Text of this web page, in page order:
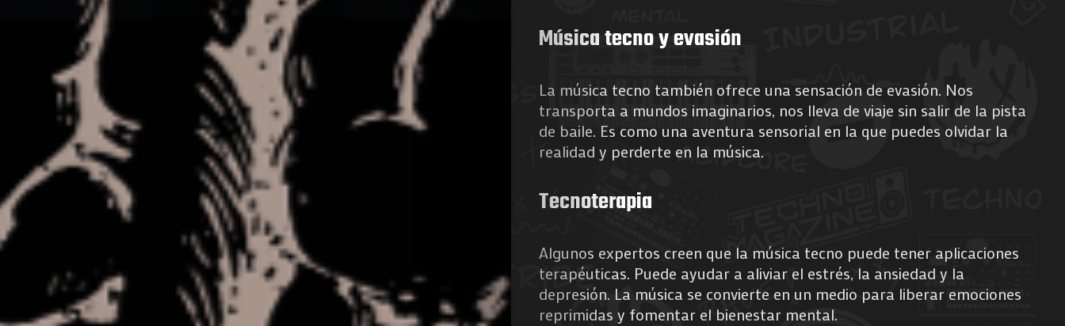
Música tecno y evasión
La música tecno también ofrece una sensación de evasión. Nos
transporta a mundos imaginarios, nos lleva de viaje sin salir de la pista
de baile. Es como una aventura sensorial en la que puedes olvidar la
realidad y perderte en la música.
Tecnoterapia
Algunos expertos creen que la música tecno puede tener aplicaciones
terapéuticas. Puede ayudar a aliviar el estrés, la ansiedad y la
depresión. La música se convierte en un medio para liberar emociones
reprimidas y fomentar el bienestar mental.